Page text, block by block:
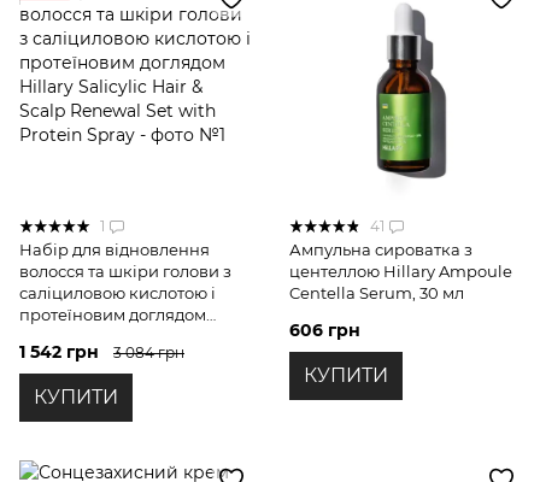
1
Набір для відновлення
волосся та шкіри голови з
саліциловою кислотою і
протеїновим доглядом
Renewal Set with Protein
Spray
1 542 грн 3 084 грн
КУПИТИ
41
Ампульна сироватка з
центеллою Hillary Ampoule
Centella Serum, 30 мл
606 грн
КУПИТИ